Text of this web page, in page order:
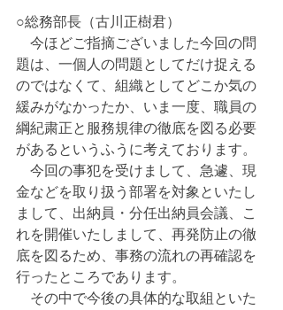
○総務部長（古川正樹君）
今ほどご指摘ございました今回の問
題は、一個人の問題としてだけ捉える
のではなくて、組織としてどこか気の
緩みがなかったか、いま一度、職員の
綱紀粛正と服務規律の徹底を図る必要
があるというふうに考えております。
今回の事犯を受けまして、急遽、現
金などを取り扱う部署を対象といたし
まして、出納員・分任出納員会議、こ
れを開催いたしまして、再発防止の徹
底を図るため、事務の流れの再確認を
行ったところであります。
その中で今後の具体的な取組といた